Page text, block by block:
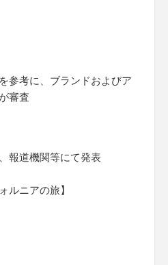
参考に、ブランドおよびア
審査
報道機関等にて発表
ルニアの旅】